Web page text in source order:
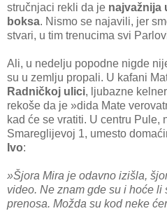
stručnjaci rekli da je najvažnija
boksa. Nismo se najavili, jer
stvari, u tim trenucima svi
Ali, u nedelju popodne nigde
su u zemlju propali. U kafani
Radničkoj ulici, ljubazne
rekoše da je »dida Mate
kad će se vratiti. U centru Pule,
Smareglijevoj 1, umesto
Ivo:
»Šjora Mira je odavno izišla,
video. Ne znam gde su i hoće li
prenosa. Možda su kod neke